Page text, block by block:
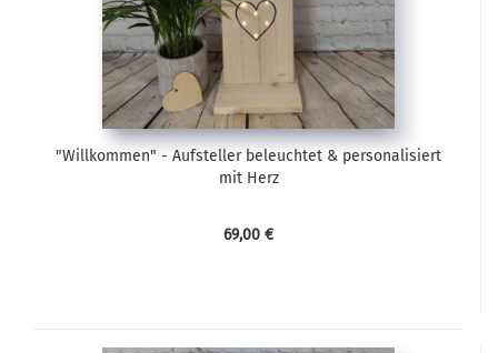
"Willkommen" - Aufsteller beleuchtet & personalisiert
mit Herz
69,00 €